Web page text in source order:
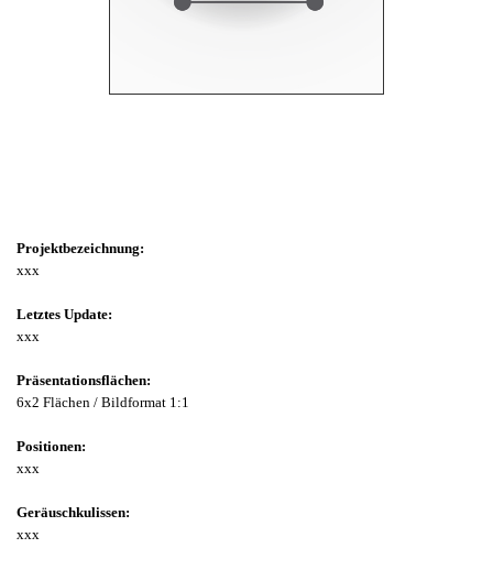
Projektbezeichnung:
xxx
Letztes Update:
xxx
Präsentationsflächen:
6x2 Flächen / Bildformat 1:1
Positionen:
xxx
Geräuschkulissen:
xxx